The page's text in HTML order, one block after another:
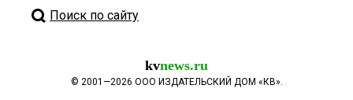
Поиск по сайту
kvnews.ru
© 2001—2026 ООО ИЗДАТЕЛЬСКИЙ ДОМ «КВ».